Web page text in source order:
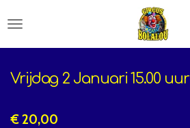
direct
naar
hoofdinhoud
Vrijdag 2 Januari 15.00 uur
€ 20,00